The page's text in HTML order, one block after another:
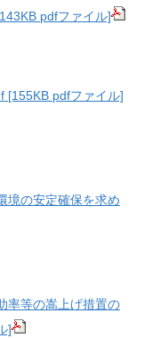
pdfファイル]
[155KB pdfファイル]
境の安定確保を求め
率等の嵩上げ措置の
]